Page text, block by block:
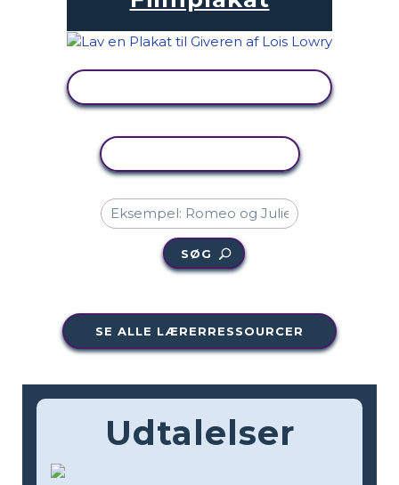
SØG
SE ALLE LÆRERRESSOURCER
Udtalelser